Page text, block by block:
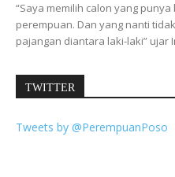
“Saya memilih calon yang
perempuan. Dan yang nanti
pajangan diantara laki-laki” ujar
TWITTER
Tweets by @PerempuanPoso